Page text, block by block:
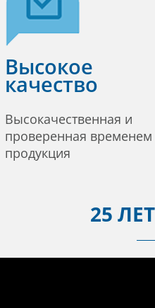
Высокое
качество
Высокачественная и
проверенная временем
продукция
25